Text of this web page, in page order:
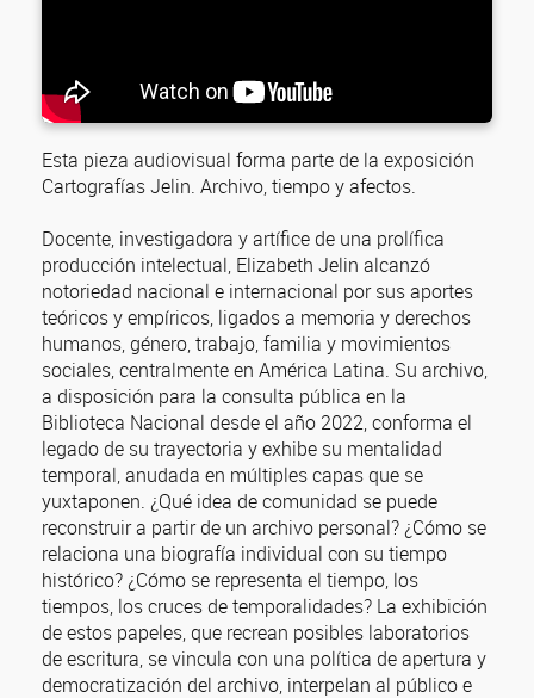
Esta pieza audiovisual forma parte de la exposición
Cartografías Jelin. Archivo, tiempo y afectos.
Docente, investigadora y artífice de una prolífica
producción intelectual, Elizabeth Jelin alcanzó
notoriedad nacional e internacional por sus aportes
teóricos y empíricos, ligados a memoria y derechos
humanos, género, trabajo, familia y movimientos
sociales, centralmente en América Latina. Su archivo,
a disposición para la consulta pública en la
Biblioteca Nacional desde el año 2022, conforma el
legado de su trayectoria y exhibe su mentalidad
temporal, anudada en múltiples capas que se
yuxtaponen. ¿Qué idea de comunidad se puede
reconstruir a partir de un archivo personal? ¿Cómo se
relaciona una biografía individual con su tiempo
histórico? ¿Cómo se representa el tiempo, los
tiempos, los cruces de temporalidades? La exhibición
de estos papeles, que recrean posibles laboratorios
de escritura, se vincula con una política de apertura y
democratización del archivo, interpelan al público e